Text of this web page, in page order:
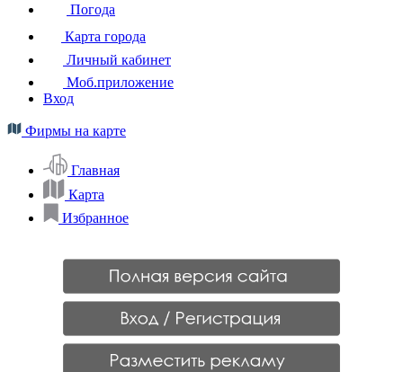
Погода
Карта города
Личный кабинет
Моб.приложение
Вход
Фирмы на карте
Главная
Карта
Избранное